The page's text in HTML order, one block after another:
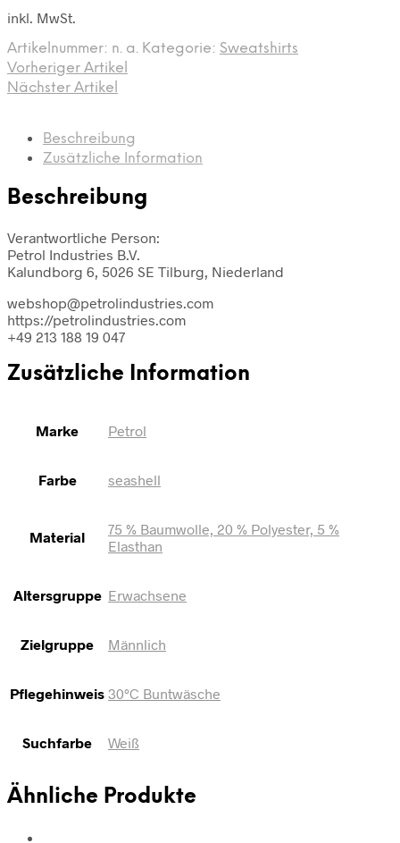
inkl. MwSt.
Artikelnummer: n. a. Kategorie: Sweatshirts
Vorheriger Artikel
Nächster Artikel
Beschreibung
Zusätzliche Information
Beschreibung
Verantwortliche Person:
Petrol Industries B.V.
Kalundborg 6, 5026 SE Tilburg, Niederland
webshop@petrolindustries.com
https://petrolindustries.com
+49 213 188 19 047
Zusätzliche Information
Marke Petrol
Farbe seashell
Material
75 % Baumwolle, 20 % Polyester, 5 %
Elasthan
Altersgruppe Erwachsene
Zielgruppe Männlich
Pflegehinweis 30°C Buntwäsche
Suchfarbe Weiß
Ähnliche Produkte